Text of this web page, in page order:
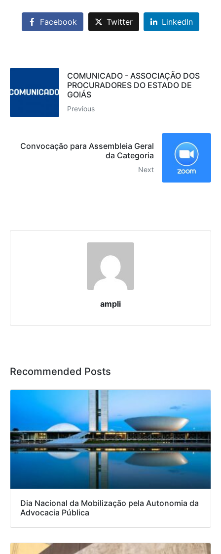
Facebook Twitter LinkedIn
COMUNICADO - ASSOCIAÇÃO DOS
PROCURADORES DO ESTADO DE
GOIÁS
Previous
Convocação para Assembleia Geral
da Categoria
Next
ampli
Recommended Posts
Dia Nacional da Mobilização pela Autonomia da
Advocacia Pública